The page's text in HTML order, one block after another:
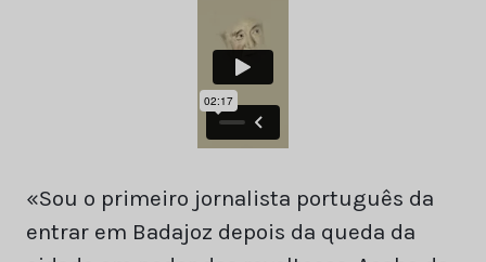
«Sou o primeiro jornalista português da
entrar em Badajoz depois da queda da